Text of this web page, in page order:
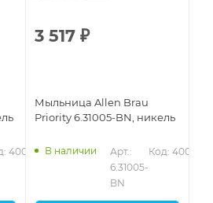
40049
3 517 ₽
Мыльница Allen Brau
Priority 6.31005-BN, никель
В наличии
Арт.:
6.31005-
BN
Код: 40052